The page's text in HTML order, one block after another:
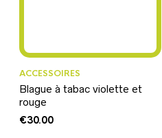
ACCESSOIRES
Blague à tabac violette et
rouge
€30.00